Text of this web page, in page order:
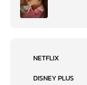
NETFLIX
DISNEY PLUS